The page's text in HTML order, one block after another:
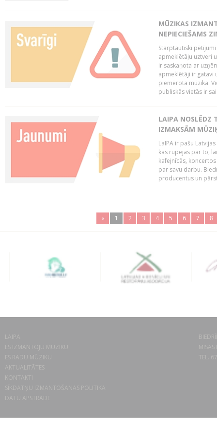
MŪZIKAS
NEPIECIEŠAMS
Starptautiski
apmeklētāju uztveri
ir saskaņota ar
apmeklētāji ir gatavi
piemērota mūzika.
publiskās vietās ir
LAIPA NOSLĒDZ
IZMAKSĀM
LaIPA ir pašu
kas rūpējas par to,
kafejnīcās,
par savu darbu.
producentus un
« 1 2 3 4 5 6 7 8
LAIPA
ES IZMANTOJU MŪZIKU
ES RADU MŪZIKU
AKTUALITĀTES
KONTAKTI
SĪKDATŅU IZMANTOŠANAS POLITIKA
DATU APSTRĀDE
TEL.